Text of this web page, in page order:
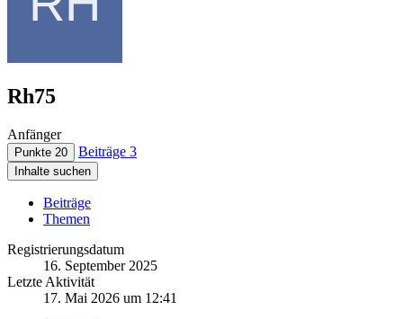
Rh75
Anfänger
Punkte 20 Beiträge 3
Inhalte suchen
Beiträge
Themen
Registrierungsdatum
16. September 2025
Letzte Aktivität
17. Mai 2026 um 12:41